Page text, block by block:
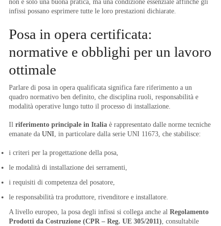
non è solo una buona pratica, ma una condizione essenziale affinché gli
infissi possano esprimere tutte le loro prestazioni dichiarate.
Posa in opera certificata:
normative e obblighi per un lavoro
ottimale
Parlare di posa in opera qualificata significa fare riferimento a un
quadro normativo ben definito, che disciplina ruoli, responsabilità e
modalità operative lungo tutto il processo di installazione.
Ilriferimento principale in Italiaè rappresentato dalle norme tecniche
emanate daUNI, in particolare dalla serie UNI 11673, che stabilisce:
i criteri per la progettazione della posa,
le modalità di installazione dei serramenti,
i requisiti di competenza del posatore,
le responsabilità tra produttore, rivenditore e installatore.
A livello europeo, la posa degli infissi si collega anche alRegolamento
Prodotti da Costruzione (CPR – Reg. UE 305/2011), consultabile